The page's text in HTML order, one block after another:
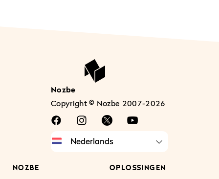
Nozbe
Copyright © Nozbe 2007-2026
NOZBE
OPLOSSINGEN